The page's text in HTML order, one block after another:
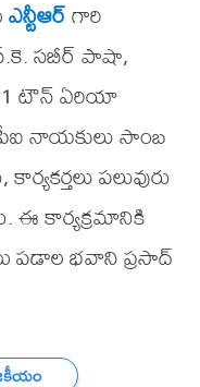
ఎన్టీఆర్గారి
సబీర్ పాషా,
1 టౌన్ ఏరియా
సీపీఐ నాయకులు సాంబ
పలువురు
ఈ కార్యక్రమానికి
పడాల భవాని ప్రసాద్